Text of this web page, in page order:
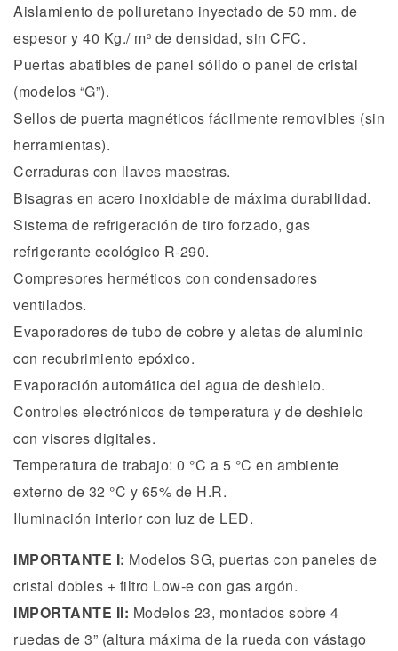
Aislamiento de poliuretano inyectado de 50 mm. de
espesor y 40 Kg./ m³ de densidad, sin CFC.
Puertas abatibles de panel sólido o panel de cristal
(modelos “G”).
Sellos de puerta magnéticos fácilmente removibles (sin
herramientas).
Cerraduras con llaves maestras.
Bisagras en acero inoxidable de máxima durabilidad.
Sistema de refrigeración de tiro forzado, gas
refrigerante ecológico R-290.
Compresores herméticos con condensadores
ventilados.
Evaporadores de tubo de cobre y aletas de aluminio
con recubrimiento epóxico.
Evaporación automática del agua de deshielo.
Controles electrónicos de temperatura y de deshielo
con visores digitales.
Temperatura de trabajo: 0 °C a 5 °C en ambiente
externo de 32 °C y 65% de H.R.
Iluminación interior con luz de LED.
IMPORTANTE I: Modelos SG, puertas con paneles de
cristal dobles + filtro Low-e con gas argón.
IMPORTANTE II: Modelos 23, montados sobre 4
ruedas de 3” (altura máxima de la rueda con vástago